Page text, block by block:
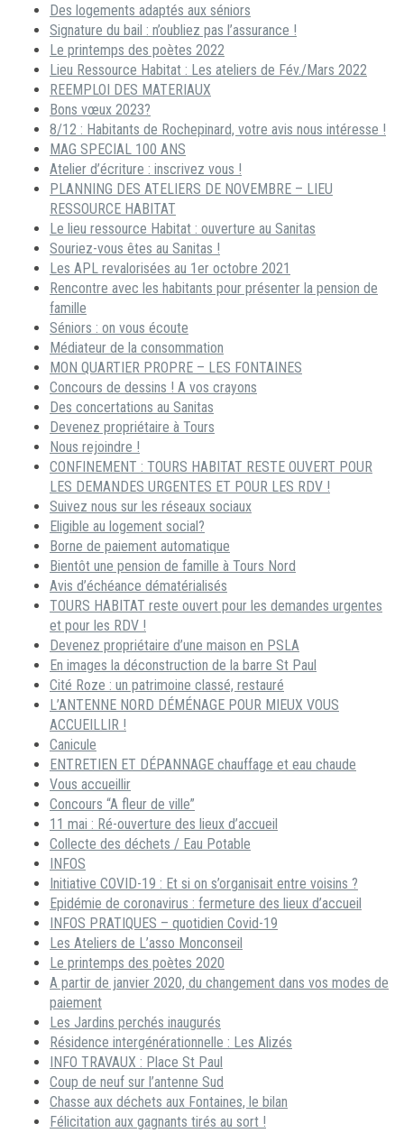
Des logements adaptés aux séniors
Signature du bail : n’oubliez pas l’assurance !
Le printemps des poètes 2022
Lieu Ressource Habitat : Les ateliers de Fév./Mars 2022
REEMPLOI DES MATERIAUX
Bons vœux 2023?
8/12 : Habitants de Rochepinard, votre avis nous intéresse !
MAG SPECIAL 100 ANS
Atelier d’écriture : inscrivez vous !
PLANNING DES ATELIERS DE NOVEMBRE – LIEU
RESSOURCE HABITAT
Le lieu ressource Habitat : ouverture au Sanitas
Souriez-vous êtes au Sanitas !
Les APL revalorisées au 1er octobre 2021
Rencontre avec les habitants pour présenter la pension de
famille
Séniors : on vous écoute
Médiateur de la consommation
MON QUARTIER PROPRE – LES FONTAINES
Concours de dessins ! A vos crayons
Des concertations au Sanitas
Devenez propriétaire à Tours
Nous rejoindre !
CONFINEMENT : TOURS HABITAT RESTE OUVERT POUR
LES DEMANDES URGENTES ET POUR LES RDV !
Suivez nous sur les réseaux sociaux
Eligible au logement social?
Borne de paiement automatique
Bientôt une pension de famille à Tours Nord
Avis d’échéance dématérialisés
TOURS HABITAT reste ouvert pour les demandes urgentes
et pour les RDV !
Devenez propriétaire d’une maison en PSLA
En images la déconstruction de la barre St Paul
Cité Roze : un patrimoine classé, restauré
L’ANTENNE NORD DÉMÉNAGE POUR MIEUX VOUS
ACCUEILLIR !
Canicule
ENTRETIEN ET DÉPANNAGE chauffage et eau chaude
Vous accueillir
Concours “A fleur de ville”
11 mai : Ré-ouverture des lieux d’accueil
Collecte des déchets / Eau Potable
INFOS
Initiative COVID-19 : Et si on s’organisait entre voisins ?
Epidémie de coronavirus : fermeture des lieux d’accueil
INFOS PRATIQUES – quotidien Covid-19
Les Ateliers de L’asso Monconseil
Le printemps des poètes 2020
A partir de janvier 2020, du changement dans vos modes de
paiement
Les Jardins perchés inaugurés
Résidence intergénérationnelle : Les Alizés
INFO TRAVAUX : Place St Paul
Coup de neuf sur l’antenne Sud
Chasse aux déchets aux Fontaines, le bilan
Félicitation aux gagnants tirés au sort !